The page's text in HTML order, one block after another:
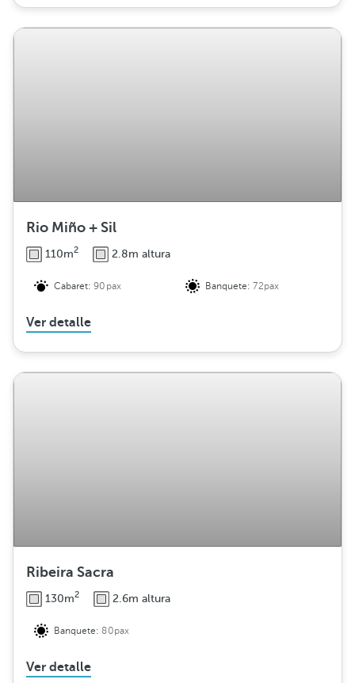
Rio Miño + Sil
110m2 2.8m altura
Cabaret:90pax Banquete:72pax
Ver detalle
Ribeira Sacra
130m2 2.6m altura
Banquete:80pax
Ver detalle